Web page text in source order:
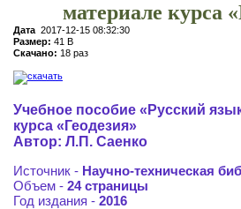
материале курса
Дата 2017-12-15 08:32:30
Размер: 41 B
Скачано: 18 раз
Учебное пособие «Русский
курса «Геодезия»
Автор: Л.П. Саенко
Источник - Научно-техническая
Объем - 24 страницы
Год издания - 2016